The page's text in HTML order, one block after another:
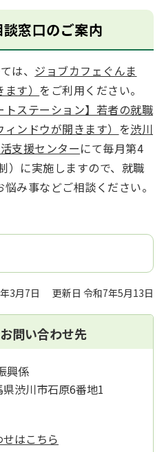
窓口のご案内
は、 ジョブカフェぐんま
す） をご利用ください。
トステーション】若者の就職
ンドウが開きます） を渋川
支援センターにて毎月第4
）に実施しますので、就職
み事などご相談ください。
3月7日 更新日 令和7年5月13日
問い合わせ先
興係
渋川市石原6番地1
はこちら